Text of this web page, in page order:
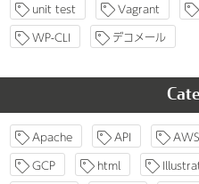
unit test
Vagrant
WP-CLI
デコメール
Apache API AWS
GCP
html